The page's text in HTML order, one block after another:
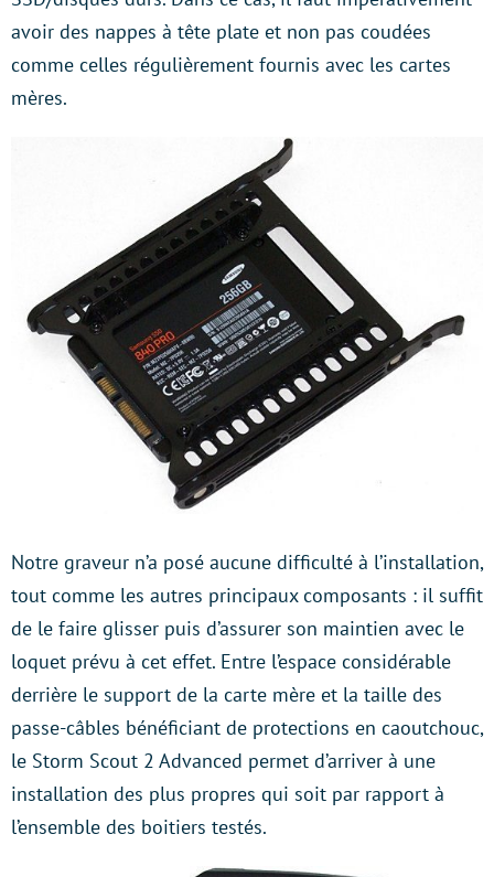
avoir des nappes à tête plate et non pas coudées
comme celles régulièrement fournis avec les cartes
mères.
Notre graveur n’a posé aucune difficulté à l’installation,
tout comme les autres principaux composants : il suffit
de le faire glisser puis d’assurer son maintien avec le
loquet prévu à cet effet. Entre l’espace considérable
derrière le support de la carte mère et la taille des
passe-câbles bénéficiant de protections en caoutchouc,
le Storm Scout 2 Advanced permet d’arriver à une
installation des plus propres qui soit par rapport à
l’ensemble des boitiers testés.